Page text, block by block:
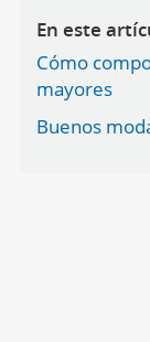
En este
Cómo
mayores
Buenos